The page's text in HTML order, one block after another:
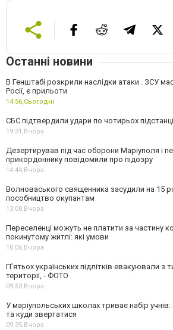
Останні новини
В Генштабі розкрили наслідки атаки . ЗСУ
Росії, є прильоти
14:56,Сьогодні
СБС підтвердили удари по чотирьох
19:31,Вчора
Дезертирував під час оборони Маріуполя і
прикордоннику повідомили про підозру
14:44,Вчора
Волноваського священника засудили на 15
пособництво окупантам
13:00,Вчора
Переселенці можуть не платити за частину
покинутому житлі: які умови
10:06,Вчора
П’ятьох українських підлітків евакуювали з
території, - ФОТО
09:53,Вчора
У маріупольських школах триває набір
та куди звертатися
09:35,Вчора